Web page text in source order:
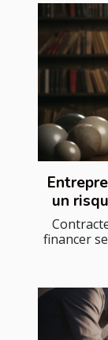
un
financer